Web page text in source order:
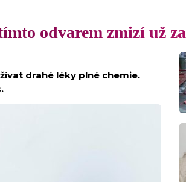
odvarem zmizí už
drahé léky plné chemie.